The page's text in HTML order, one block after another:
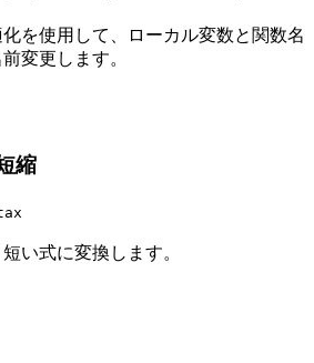
を使用して、ローカル変数と関数名
変更します。
縮
い式に変換します。